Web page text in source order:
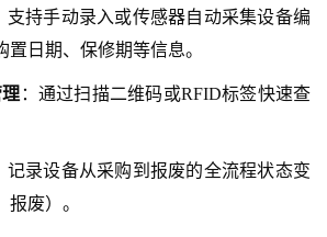
支持手动录入或传感器自动采集设备编
日期、保修期等信息。
：通过扫描二维码或RFID标签快速查
记录设备从采购到报废的全流程状态变
废）。